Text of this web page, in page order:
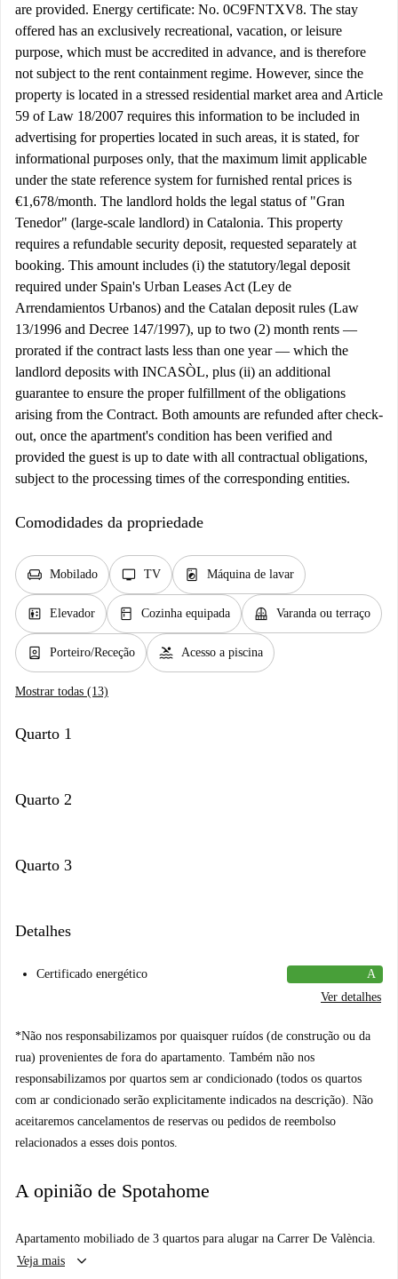
are provided. Energy certificate: No. 0C9FNTXV8. The stay
offered has an exclusively recreational, vacation, or leisure
purpose, which must be accredited in advance, and is therefore
not subject to the rent containment regime. However, since the
property is located in a stressed residential market area and Article
59 of Law 18/2007 requires this information to be included in
advertising for properties located in such areas, it is stated, for
informational purposes only, that the maximum limit applicable
under the state reference system for furnished rental prices is
€1,678/month. The landlord holds the legal status of "Gran
Tenedor" (large-scale landlord) in Catalonia. This property
requires a refundable security deposit, requested separately at
booking. This amount includes (i) the statutory/legal deposit
required under Spain's Urban Leases Act (Ley de
Arrendamientos Urbanos) and the Catalan deposit rules (Law
13/1996 and Decree 147/1997), up to two (2) month rents —
prorated if the contract lasts less than one year — which the
landlord deposits with INCASÒL, plus (ii) an additional
guarantee to ensure the proper fulfillment of the obligations
arising from the Contract. Both amounts are refunded after check-
out, once the apartment's condition has been verified and
provided the guest is up to date with all contractual obligations,
subject to the processing times of the corresponding entities.
Comodidades da propriedade
chair Mobilado tv TV local_laundry_service Máquina de lavar
elevator Elevador kitchen Cozinha equipada balcony Varanda ou terraço
person_book Porteiro/Receção pool Acesso a piscina
Mostrar todas (13)
Quarto 1
Quarto 2
Quarto 3
Detalhes
Certificado energético
A
Ver detalhes
*Não nos responsabilizamos por quaisquer ruídos (de construção ou da
rua) provenientes de fora do apartamento. Também não nos
responsabilizamos por quartos sem ar condicionado (todos os quartos
com ar condicionado serão explicitamente indicados na descrição). Não
aceitaremos cancelamentos de reservas ou pedidos de reembolso
relacionados a esses dois pontos.
A opinião de Spotahome
Apartamento mobiliado de 3 quartos para alugar na Carrer De València.
Veja mais
keyboard_arrow_down